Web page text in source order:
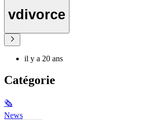
vdivorce
il y a 20 ans
Catégorie
🗞
News